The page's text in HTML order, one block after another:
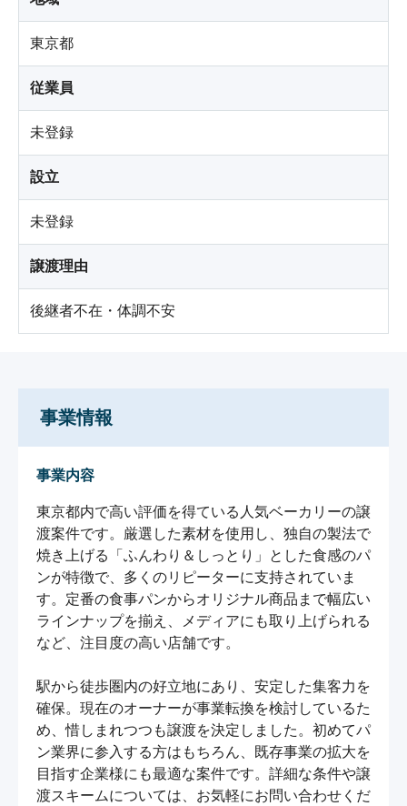
東京都
従業員
未登録
設立
未登録
譲渡理由
後継者不在・体調不安
事業情報
事業内容
東京都内で高い評価を得ている人気ベーカリーの譲
渡案件です。厳選した素材を使用し、独自の製法で
焼き上げる「ふんわり＆しっとり」とした食感のパ
ンが特徴で、多くのリピーターに支持されていま
す。定番の食事パンからオリジナル商品まで幅広い
ラインナップを揃え、メディアにも取り上げられる
など、注目度の高い店舗です。
駅から徒歩圏内の好立地にあり、安定した集客力を
確保。現在のオーナーが事業転換を検討しているた
め、惜しまれつつも譲渡を決定しました。初めてパ
ン業界に参入する方はもちろん、既存事業の拡大を
目指す企業様にも最適な案件です。詳細な条件や譲
渡スキームについては、お気軽にお問い合わせくだ